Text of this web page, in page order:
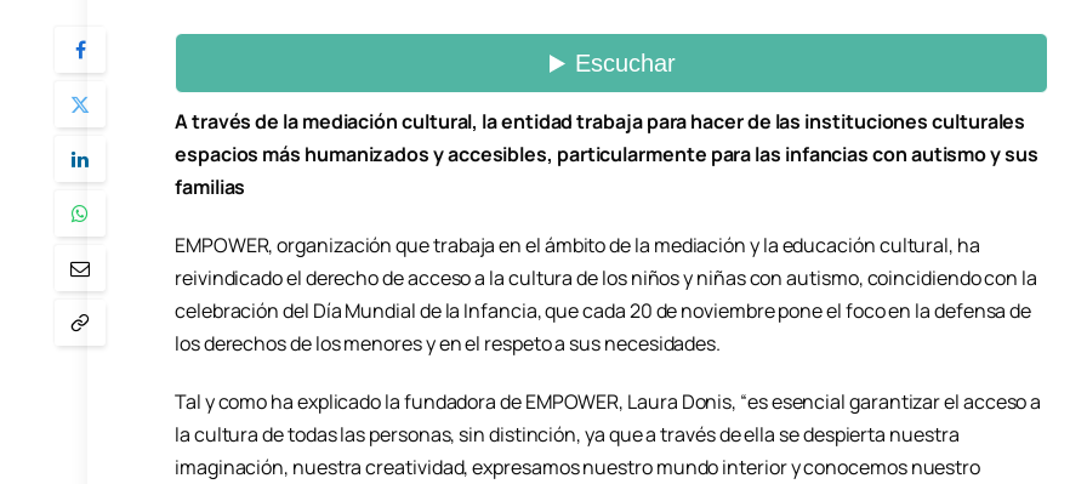
A través de la mediación cultural, la entidad trabaja para hacer de las instituciones culturales
espacios más humanizados y accesibles, particularmente para las infancias con autismo y sus
familias
EMPOWER, organización que trabaja en el ámbito de la mediación y la educación cultural, ha
reivindicado el derecho de acceso a la cultura de los niños y niñas con autismo, coincidiendo con la
celebración del Día Mundial de la Infancia, que cada 20 de noviembre pone el foco en la defensa de
los derechos de los menores y en el respeto a sus necesidades.
Tal y como ha explicado la fundadora de EMPOWER, Laura Donis, “es esencial garantizar el acceso a
la cultura de todas las personas, sin distinción, ya que a través de ella se despierta nuestra
imaginación, nuestra creatividad, expresamos nuestro mundo interior y conocemos nuestro